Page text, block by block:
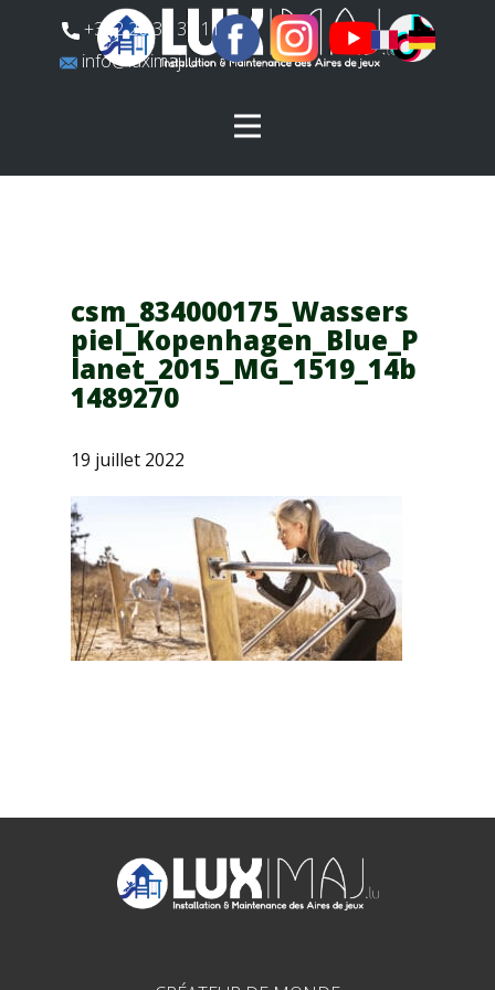
​+352 26 31 37 11
​info@luximaj.lu
csm_834000175_Wassers
piel_Kopenhagen_Blue_P
lanet_2015_MG_1519_14b
1489270
19 juillet 2022